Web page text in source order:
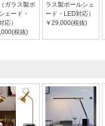
ガラス製ボ
ェード・
応）
税抜)
ラス製ボールシェ
ード・LED対応）
￥29,000(税抜)